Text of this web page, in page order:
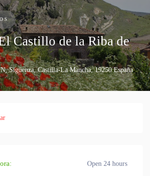
Castillo de la Riba de
,Sigüenza,Castilla-La Mancha,19250 España
: Open 24 hours